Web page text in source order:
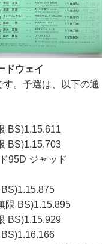
ドウェイ
。予選は、以下の通
BS)1.15.611
BS)1.15.703
95D ジャッド
限 BS)1.15.895
BS)1.15.929